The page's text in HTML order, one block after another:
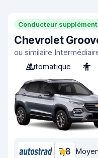
Conducteur
Chevrolet
ou similaire
Automatique
4
7,8 Moyen